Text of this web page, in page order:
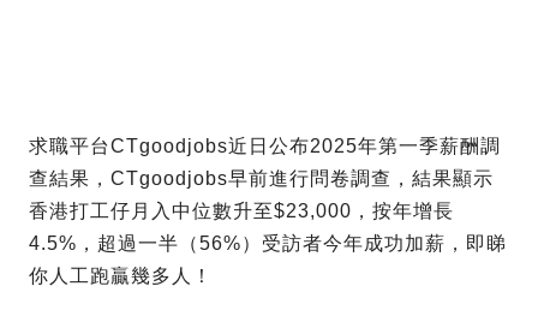
求職平台CTgoodjobs近日公布2025年第一季薪酬調
查結果，CTgoodjobs早前進行問卷調查，結果顯示
香港打工仔月入中位數升至$23,000，按年增長
4.5%，超過一半（56%）受訪者今年成功加薪，即睇
你人工跑贏幾多人！